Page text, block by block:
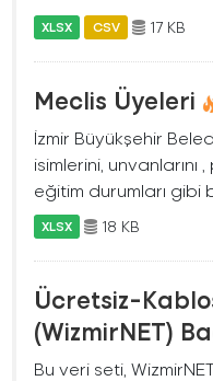
XLSX CSV 17 KB
Meclis Üyeleri
İzmir Büyükşehir
isimlerini, unvanlarını
eğitim durumları gibi
XLSX 18 KB
Ücretsiz-
(WizmirNET)
Bu veri seti,